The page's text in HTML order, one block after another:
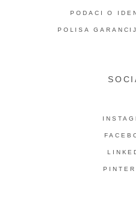
PODACI O
POLISA